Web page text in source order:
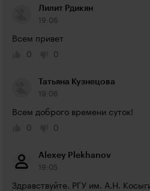
Лилит Рдикян
19:06
Всем привет
0
0
Татьяна Кузнецова
19:06
Всем доброго времени суток!
0
0
Alexey Plekhanov
19:05
Здравствуйте. РГУ им. А.Н.